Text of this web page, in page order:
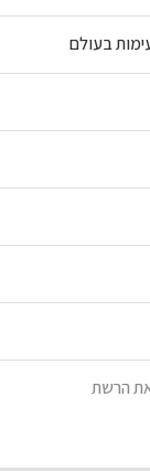
בעולם
הרשת